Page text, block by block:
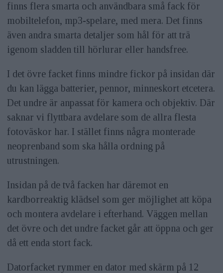
finns flera smarta och användbara små fack för
mobiltelefon, mp3-spelare, med mera. Det finns
även andra smarta detaljer som hål för att trä
igenom sladden till hörlurar eller handsfree.
I det övre facket finns mindre fickor på insidan där
du kan lägga batterier, pennor, minneskort etcetera.
Det undre är anpassat för kamera och objektiv. Där
saknar vi flyttbara avdelare som de allra flesta
fotoväskor har. I stället finns några monterade
neoprenband som ska hålla ordning på
utrustningen.
Insidan på de två facken har däremot en
kardborreaktig klädsel som ger möjlighet att köpa
och montera avdelare i efterhand. Väggen mellan
det övre och det undre facket går att öppna och ger
då ett enda stort fack.
Datorfacket rymmer en dator med skärm på 12